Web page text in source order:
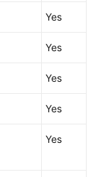
Yes
Yes
Yes
Yes
Yes